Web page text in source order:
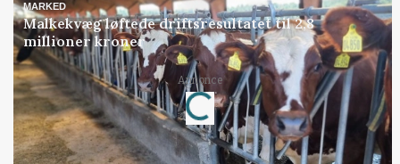
MARKED
Malkekvæg løftede driftsresultatet til 2,8
millioner kroner
Annonce
Loading...